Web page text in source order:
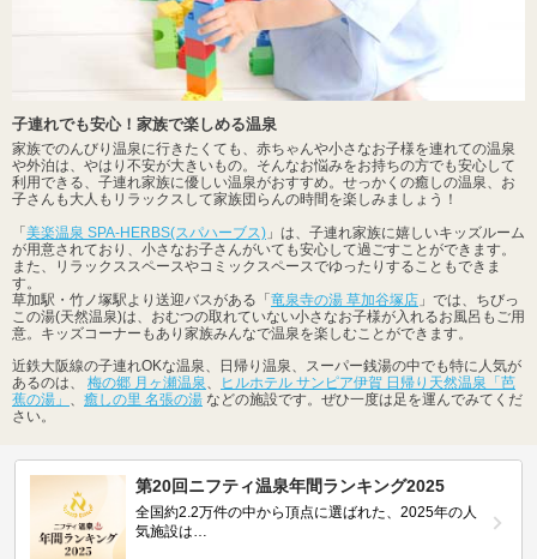
子連れでも安心！家族で楽しめる温泉
家族でのんびり温泉に行きたくても、赤ちゃんや小さなお子様を連れての温泉
や外泊は、やはり不安が大きいもの。そんなお悩みをお持ちの方でも安心して
利用できる、子連れ家族に優しい温泉がおすすめ。せっかくの癒しの温泉、お
子さんも大人もリラックスして家族団らんの時間を楽しみましょう！
「美楽温泉 SPA-HERBS(スパハーブス) 」は、子連れ家族に嬉しいキッズルーム
が用意されており、小さなお子さんがいても安心して過ごすことができます。
また、リラックススペースやコミックスペースでゆったりすることもできま
す。
草加駅・竹ノ塚駅より送迎バスがある「竜泉寺の湯 草加谷塚店 」では、ちびっ
この湯(天然温泉)は、おむつの取れていない小さなお子様が入れるお風呂もご用
意。キッズコーナーもあり家族みんなで温泉を楽しむことができます。
近鉄大阪線の子連れOKな温泉、日帰り温泉、スーパー銭湯の中でも特に人気が
あるのは、 梅の郷 月ヶ瀬温泉
ヒルホテル サンピア伊賀 日帰り天然温泉「芭
蕉の湯」
癒しの里 名張の湯 などの施設です。ぜひ一度は足を運んでみてくだ
さい。
第20回ニフティ温泉年間ランキング2025
全国約2.2万件の中から頂点に選ばれた、2025年の人
気施設は…